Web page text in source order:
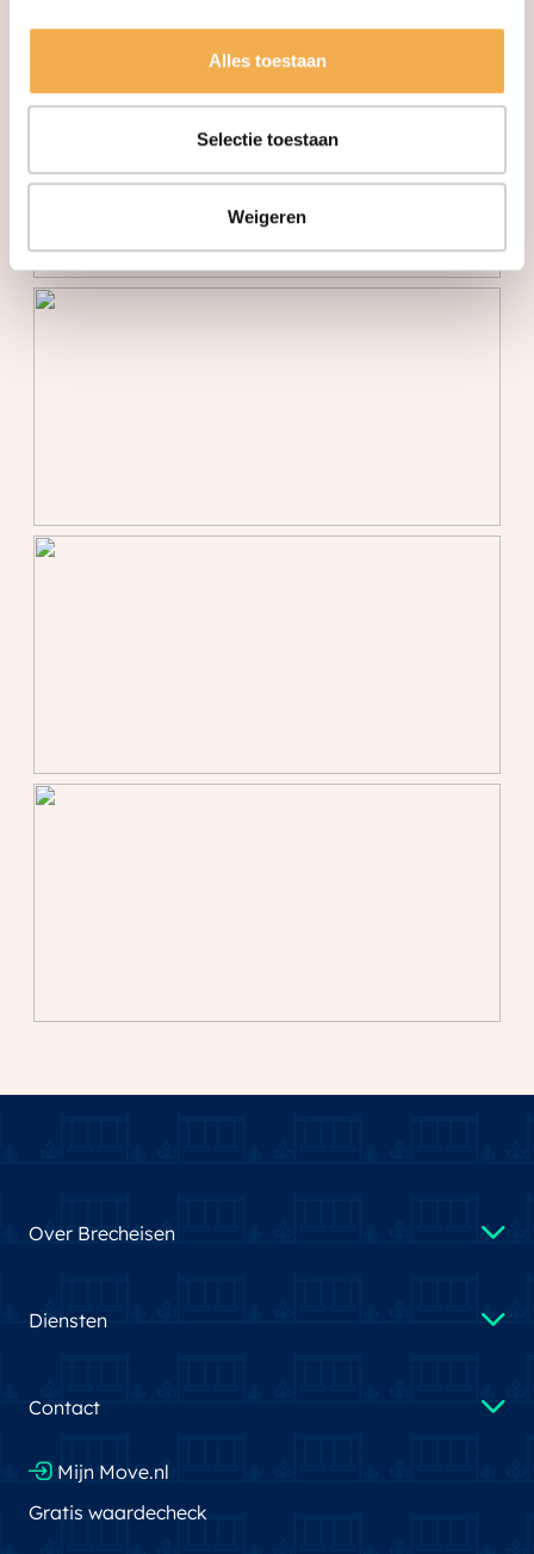
Alles toestaan
Selectie toestaan
Weigeren
het hart van Houten, met alle voorzieningen binnen
handbereik. Geniet van stedelijk comfort en een
moderne leefomgeving.
Over Brecheisen
Diensten
Contact
Mijn Move.nl
Gratis waardecheck